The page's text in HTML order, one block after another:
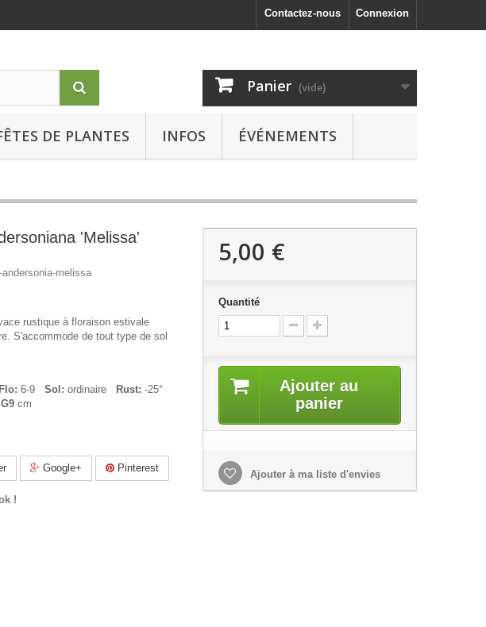
Connexion
Contactez-nous
Panier (vide)
DE PLANTES INFOS ÉVÉNEMENTS
'Melissa'
melissa
rustique à floraison estivale
S'accommode de tout type de sol
Flo: 6-9 Sol: ordinaire Rust: -25°
G9 cm
Google+ Pinterest
!
5,00 €
Quantité
Ajouter au
panier
Ajouter à ma liste d'envies